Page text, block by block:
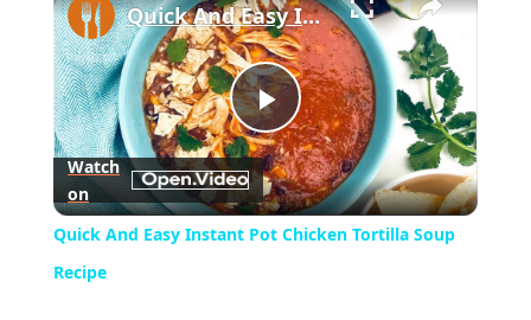
Play
Video
Quick And Easy Instant Pot Chicken Tortilla Soup Recipe
Watch
on
Quick And Easy Instant Pot Chicken Tortilla Soup
Recipe